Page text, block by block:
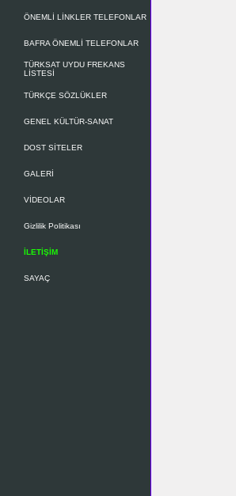
ÖNEMLİ LİNKLER TELEFONLAR
BAFRA ÖNEMLİ TELEFONLAR
TÜRKSAT UYDU FREKANS
LİSTESİ
TÜRKÇE SÖZLÜKLER
GENEL KÜLTÜR-SANAT
DOST SİTELER
GALERİ
VİDEOLAR
Gizlilik Politikası
İLETİŞİM
SAYAÇ